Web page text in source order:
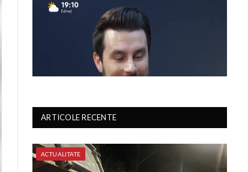
ARTICOLE RECENTE
ACTUALITATE